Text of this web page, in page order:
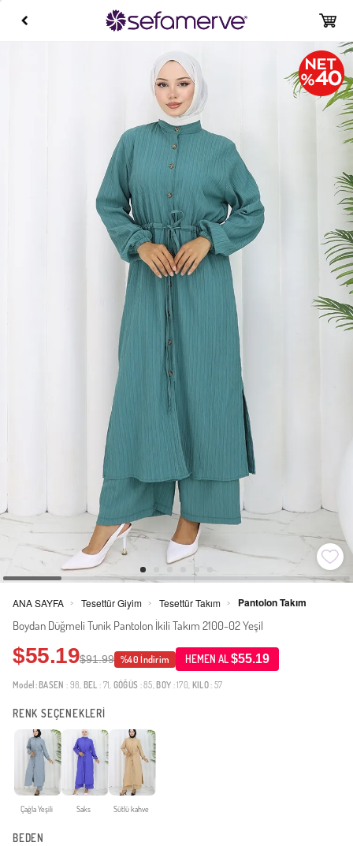
ANA SAYFA > Tesettür Giyim > Tesettür Takım > Pantolon Takım
Boydan Düğmeli Tunik Pantolon İkili Takım 2100-02 Yeşil
$55.19$91.99 %40 İndirim HEMEN AL$55.19
Model: BASEN : 98, BEL : 71, GÖĞÜS : 85, BOY : 170, KILO: 57
RENK SEÇENEKLERİ
Çağla Yeşili Saks Sütlü kahve
BEDEN